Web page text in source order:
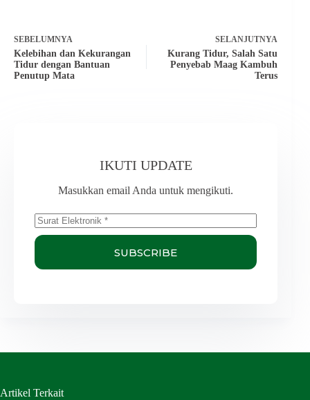
SEBELUMNYA
Kelebihan dan Kekurangan
Tidur dengan Bantuan
Penutup Mata
SELANJUTNYA
Kurang Tidur, Salah Satu
Penyebab Maag Kambuh
Terus
IKUTI UPDATE
Masukkan email Anda untuk mengikuti.
SUBSCRIBE
Artikel Terkait